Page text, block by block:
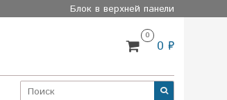
Блок в верхней панели
0
0 ₽